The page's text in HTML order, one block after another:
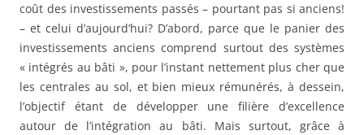
coût des investissements passés – pourtant pas si anciens!
– et celui d’aujourd’hui? D’abord, parce que le panier des
investissements anciens comprend surtout des systèmes
« intégrés au bâti », pour l’instant nettement plus cher que
les centrales au sol, et bien mieux rémunérés, à dessein,
l’objectif étant de développer une filière d’excellence
autour de l’intégration au bâti. Mais surtout, grâce à